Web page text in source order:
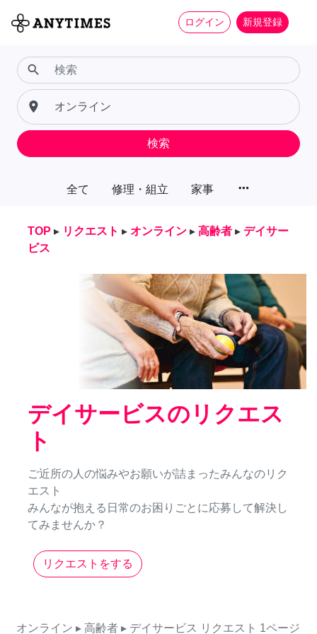
ログイン 新規登録
全て 修理・組立 家事 more_horiz
search
place
検索
TOP ▸ リクエスト ▸ オンライン ▸ 高齢者 ▸ デイサー
ビス
デイサービスのリクエス
ト
ご近所の人の悩みやお願いが詰まったみんなのリク
エスト
みんなが抱える日常のお困りごとに応募して解決し
てみませんか？
リクエストをする
オンライン ▸ 高齢者 ▸ デイサービス リクエスト 1ページ